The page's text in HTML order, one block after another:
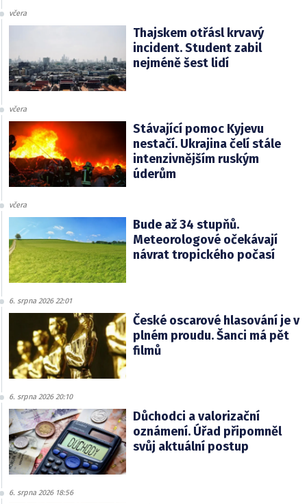
včera
Thajskem otřásl krvavý
incident. Student zabil
nejméně šest lidí
včera
Stávající pomoc Kyjevu
nestačí. Ukrajina čelí stále
intenzivnějším ruským
úderům
včera
Bude až 34 stupňů.
Meteorologové očekávají
návrat tropického počasí
6. srpna 2026 22:01
České oscarové hlasování je v
plném proudu. Šanci má pět
filmů
6. srpna 2026 20:10
Důchodci a valorizační
oznámení. Úřad připomněl
svůj aktuální postup
6. srpna 2026 18:56